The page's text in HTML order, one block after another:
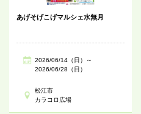
あげそげこげマルシェ水無月
2026/06/14（日）～
2026/06/28（日）
松江市
カラコロ広場